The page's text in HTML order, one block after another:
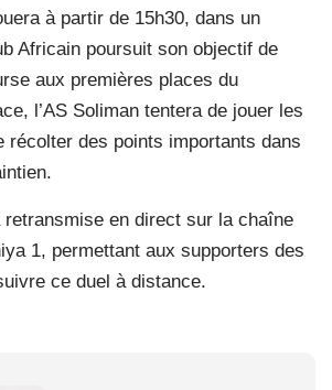
à partir de 15h30, dans un
Africain poursuit son objectif de
aux premières places du
l’AS Soliman tentera de jouer les
récolter des points importants dans
retransmise en direct sur la chaîne
1, permettant aux supporters des
ce duel à distance.